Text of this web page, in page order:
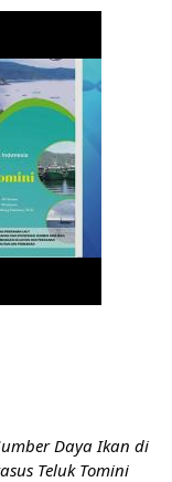
Daya Ikan di
Teluk Tomini